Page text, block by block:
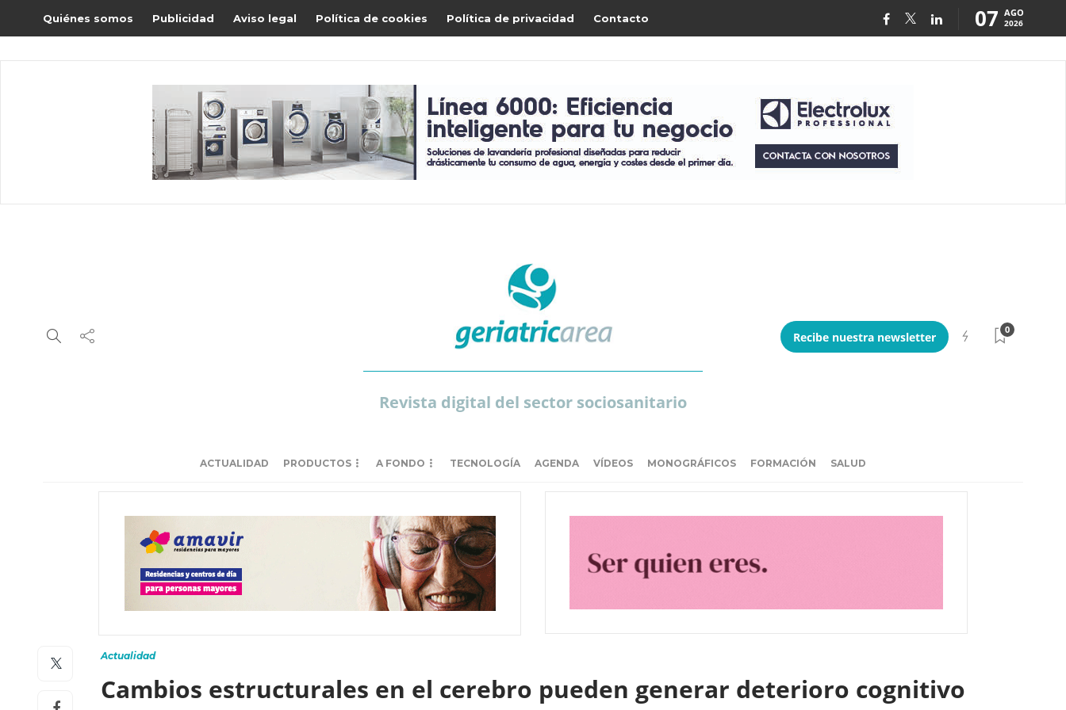
Quiénes somos Publicidad Aviso legal Política de cookies Política de privacidad Contacto 07 AGO
2026
Revista digital del sector sociosanitario
Recibe nuestra newsletter
0
ACTUALIDAD PRODUCTOS A FONDO TECNOLOGÍA AGENDA VÍDEOS MONOGRÁFICOS FORMACIÓN SALUD
Actualidad
Cambios estructurales en el cerebro pueden generar deterioro cognitivo